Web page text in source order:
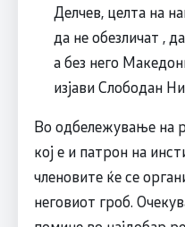
Делчев, целта на
да не обезличат ,
а без него
изјави Слободан
Во одбележување на
кој е и патрон на
членовите ќе се
неговиот гроб.